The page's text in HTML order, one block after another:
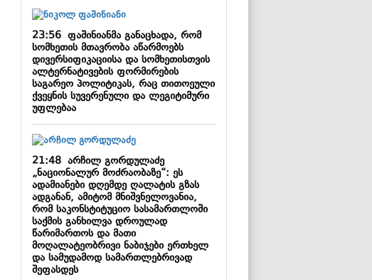
23:56ფაშინიანმა განაცხადა, რომ
სომხეთის მთავრობა აწარმოებს
დივერსიფიკაციისა და სომხეთისთვის
ალტერნატივების ფორმირების
საგარეო პოლიტიკას, რაც თითოეული
ქვეყნის სუვერენული და ლეგიტიმური
უფლებაა
21:48არჩილ გორდულაძე
„ნაციონალურ მოძრაობაზე“: ეს
ადამიანები დღემდე ღალატის გზას
ადგანან, ამიტომ მნიშვნელოვანია,
რომ საკონსტიტუციო სასამართლოში
საქმის განხილვა დროულად
წარიმართოს და მათი
მოღალატეობრივი ნაბიჯები ერთხელ
და სამუდამოდ სამართლებრივად
შეფასდეს